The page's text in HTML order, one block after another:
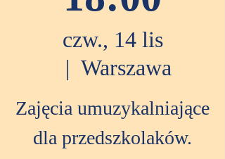
czw., 14 lis
  |
Warszawa
Zajęcia umuzykalniające
dla przedszkolaków.